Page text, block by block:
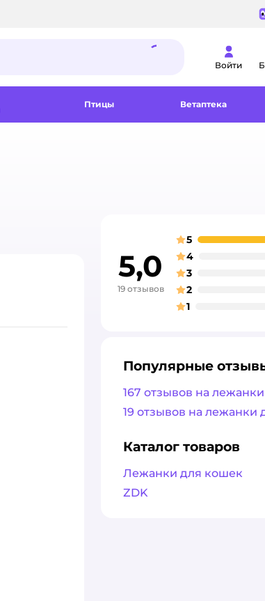
Войти
Птицы Ветаптека
5,0
19 отзывов
оценка
5
оценка
4
оценка
3
оценка
2
оценка
1
Популярные
167 отзывов на
19 отзывов на лежанки
Каталог товаров
Лежанки для кошек
ZDK